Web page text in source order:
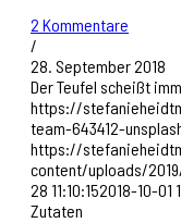
2 Kommentare
/
28. September 2018
Der Teufel scheißt
https://
team-643412-
https://
content/uploads/
28 11:10:152018-10-01
Zutaten